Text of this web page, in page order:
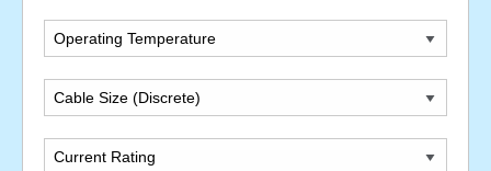
Operating Temperature
Cable Size (Discrete)
Current Rating